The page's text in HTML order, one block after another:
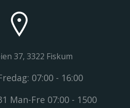
37, 3322 Fiskum
07:00 - 16:00
Man-Fre 07:00 - 1500